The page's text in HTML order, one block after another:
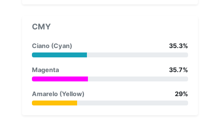
CMY
Ciano (Cyan) 35.3%
Magenta 35.7%
Amarelo (Yellow) 29%